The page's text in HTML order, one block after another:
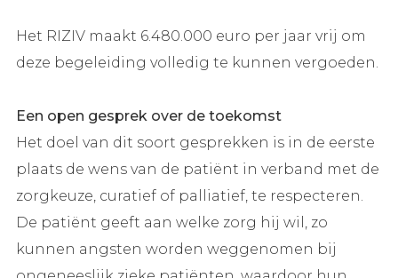
Het RIZIV maakt 6.480.000 euro per jaar vrij om
deze begeleiding volledig te kunnen vergoeden.
Een open gesprek over de toekomst
Het doel van dit soort gesprekken is in de eerste
plaats de wens van de patiënt in verband met de
zorgkeuze, curatief of palliatief, te respecteren.
De patiënt geeft aan welke zorg hij wil, zo
kunnen angsten worden weggenomen bij